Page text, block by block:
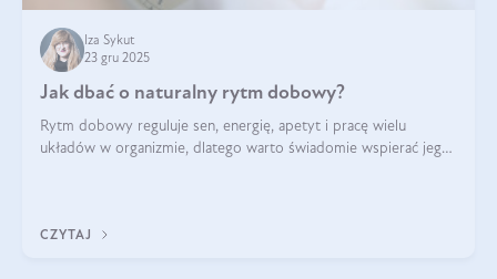
Iza Sykut
23 gru 2025
Jak dbać o naturalny rytm dobowy?
Rytm dobowy reguluje sen, energię, apetyt i pracę wielu
układów w organizmie, dlatego warto świadomie wspierać jego
CZYTAJ